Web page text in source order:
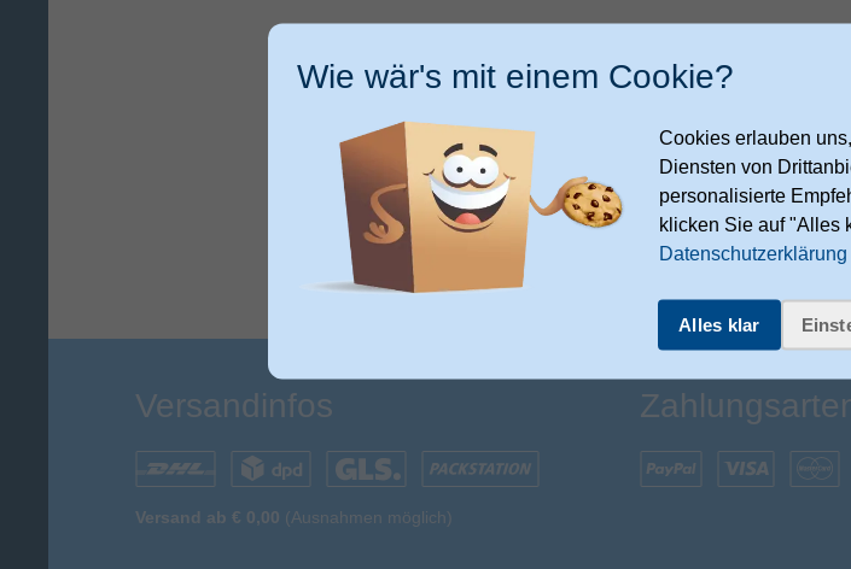
gespeichert werden. Ich kann meine
kundenservice@expert-technomarkt.de
Versandinfos
Versand ab € 0,00 (Ausnahmen möglich)
Wie wär's mit einem Cookie?
Cookies erlauben
Diensten von
personalisierte
klicken Sie auf "Alles
Datenschutzerklärung
Alles klar